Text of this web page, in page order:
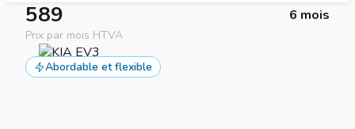
589 6 mois
Prix par mois HTVA
Abordable et flexible